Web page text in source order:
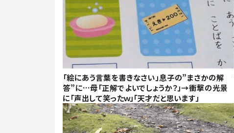
「絵にあう言葉を書きなさい」息子の”まさかの解
答”に…母「正解でよいでしょうか？」→衝撃の光景
に「声出して笑ったｗ」「天才だと思います」